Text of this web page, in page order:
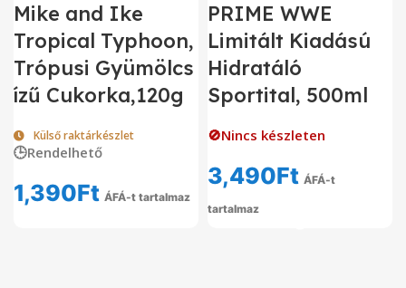
Mike and Ike
Tropical Typhoon,
Trópusi Gyümölcs
ízű Cukorka,120g
Külső raktárkészlet
🕒Rendelhető
1,390Ft ÁFÁ-t tartalmaz
PRIME WWE
Limitált Kiadású
Hidratáló
Sportital, 500ml
🚫Nincs készleten
3,490Ft ÁFÁ-t
tartalmaz